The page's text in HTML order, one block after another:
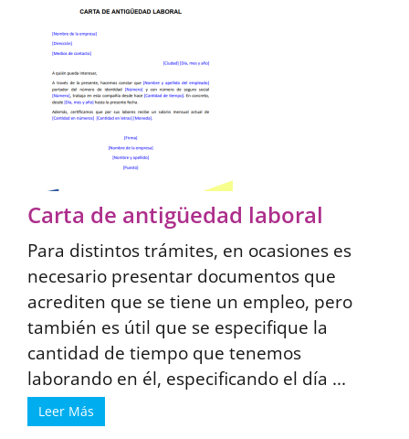
Carta de antigüedad laboral
Para distintos trámites, en ocasiones es
necesario presentar documentos que
acrediten que se tiene un empleo, pero
también es útil que se especifique la
cantidad de tiempo que tenemos
laborando en él, especificando el día ...
Leer Más